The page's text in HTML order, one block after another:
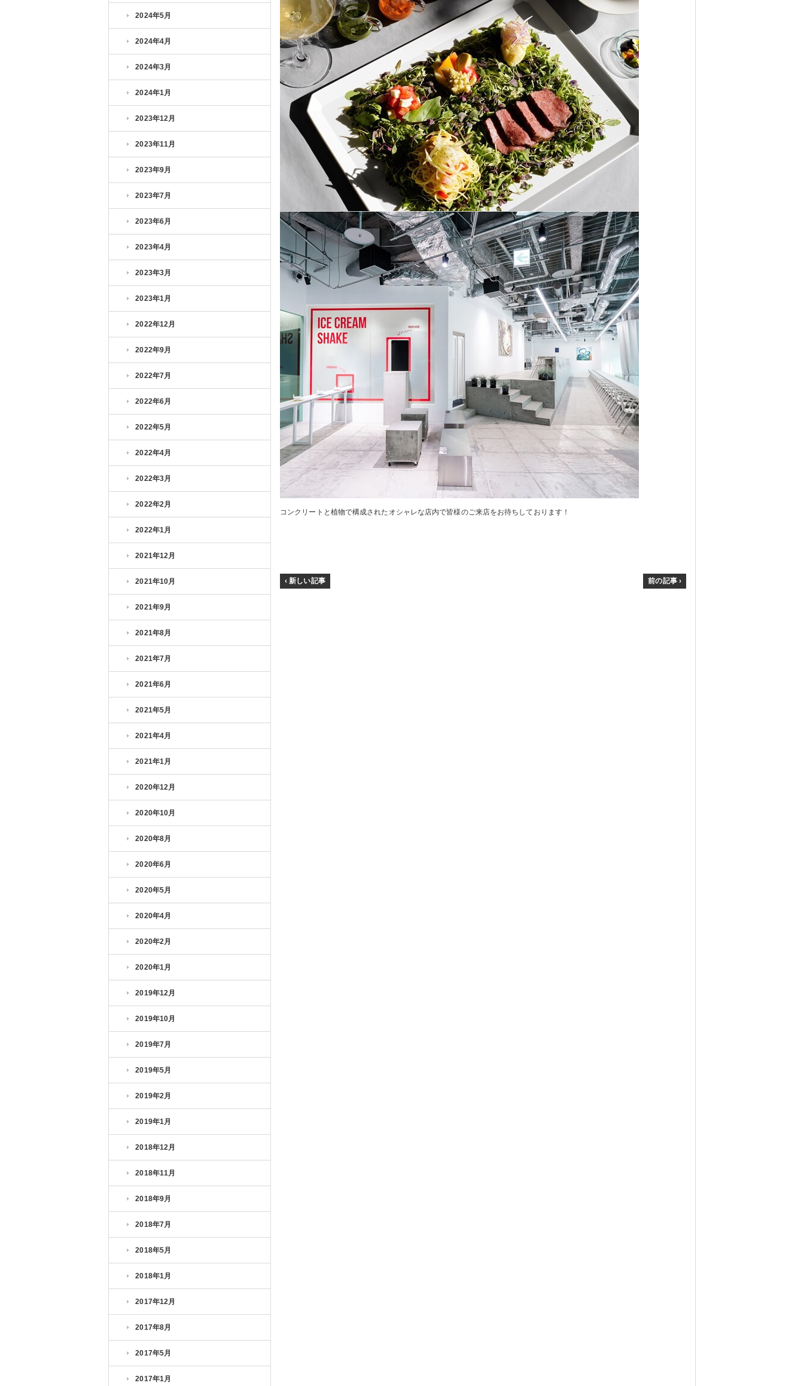
2024年5月
2024年4月
2024年3月
2024年1月
2023年12月
2023年11月
2023年9月
2023年7月
2023年6月
2023年4月
2023年3月
2023年1月
2022年12月
2022年9月
2022年7月
2022年6月
2022年5月
2022年4月
2022年3月
2022年2月
2022年1月
2021年12月
2021年10月
2021年9月
2021年8月
2021年7月
2021年6月
2021年5月
2021年4月
2021年1月
2020年12月
2020年10月
2020年8月
2020年6月
2020年5月
2020年4月
2020年2月
2020年1月
2019年12月
2019年10月
2019年7月
2019年5月
2019年2月
2019年1月
2018年12月
2018年11月
2018年9月
2018年7月
2018年5月
2018年1月
2017年12月
2017年8月
2017年5月
2017年1月
コンクリートと植物で構成されたオシャレな店内で皆様のご来店をお待ちしております！
‹ 新しい記事 前の記事 ›